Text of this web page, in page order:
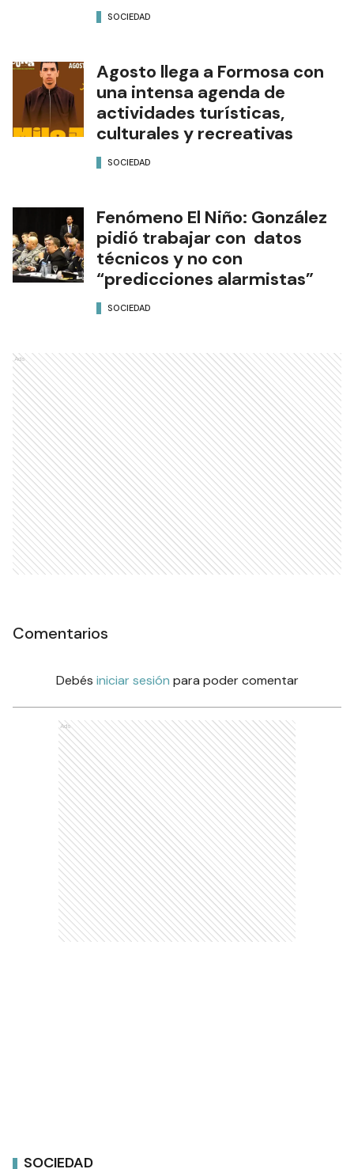
SOCIEDAD
Agosto llega a Formosa con
una intensa agenda de
actividades turísticas,
culturales y recreativas
SOCIEDAD
Fenómeno El Niño: González
pidió trabajar con datos
técnicos y no con
“predicciones alarmistas”
SOCIEDAD
Ads
Comentarios
Debés iniciar sesión para poder comentar
Ads
SOCIEDAD